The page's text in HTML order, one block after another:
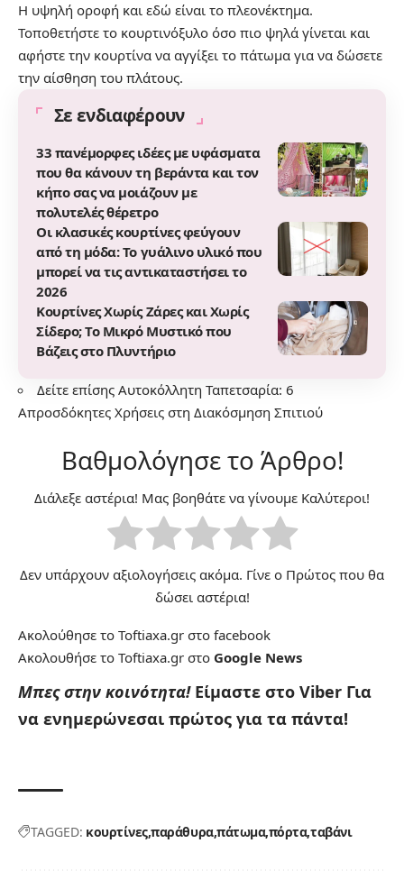
Η υψηλή οροφή και εδώ είναι το πλεονέκτημα.
Τοποθετήστε το κουρτινόξυλο όσο πιο ψηλά γίνεται και
αφήστε την κουρτίνα να αγγίξει το πάτωμα για να δώσετε
την αίσθηση του πλάτους.
Σε ενδιαφέρουν
33 πανέμορφες ιδέες με υφάσματα
που θα κάνουν τη βεράντα και τον
κήπο σας να μοιάζουν με
πολυτελές θέρετρο
Οι κλασικές κουρτίνες φεύγουν
από τη μόδα: Το γυάλινο υλικό που
μπορεί να τις αντικαταστήσει το
2026
Κουρτίνες Χωρίς Ζάρες και Χωρίς
Σίδερο; Το Μικρό Μυστικό που
Βάζεις στο Πλυντήριο
Δείτε επίσης Αυτοκόλλητη Ταπετσαρία: 6
Απροσδόκητες Χρήσεις στη Διακόσμηση Σπιτιού
Βαθμολόγησε το Άρθρο!
Διάλεξε αστέρια! Μας βοηθάτε να γίνουμε Καλύτεροι!
Δεν υπάρχουν αξιολογήσεις ακόμα. Γίνε ο Πρώτος που θα
δώσει αστέρια!
Ακολούθησε το Toftiaxa.gr στο facebook
Ακολουθήσε το Toftiaxa.gr στο Google News
Μπες στην κοινότητα! Είμαστε στο Viber Για
να ενημερώνεσαι πρώτος για τα πάντα!
TAGGED: κουρτίνεςπαράθυραπάτωμαπόρταταβάνι